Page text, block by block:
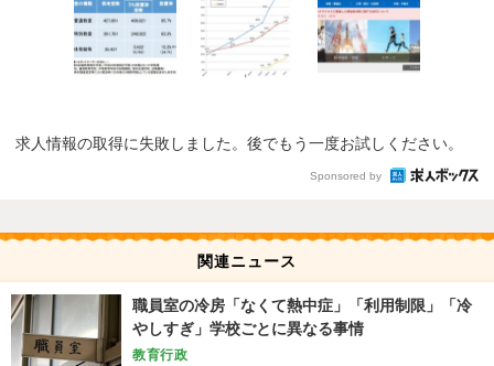
求人情報の取得に失敗しました。後でもう一度お試しください。
Sponsored by
関連ニュース
職員室の冷房「なくて熱中症」「利用制限」「冷
やしすぎ」学校ごとに異なる事情
教育行政